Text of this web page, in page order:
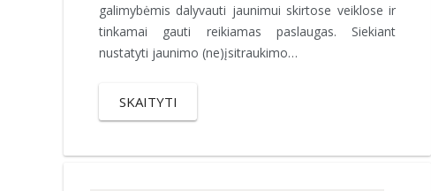
galimybėmis dalyvauti jaunimui skirtose veiklose ir
tinkamai gauti reikiamas paslaugas. Siekiant
nustatyti jaunimo (ne)įsitraukimo…
SKAITYTI